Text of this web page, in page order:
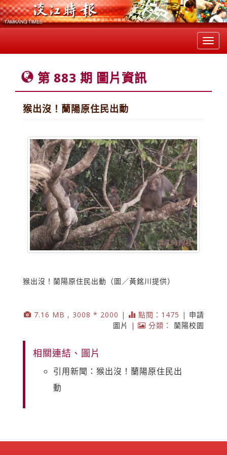
第 883 期 圖片資訊
猴出沒！蘭陽原住民出動
猴出沒！蘭陽原住民出動（圖／黃銘川提供）
7.16 MB , 3008 * 2000 | 點閱：1475 | 申請
圖片
| 分類： 蘭陽校園
相關連結、圖片
引用新聞：猴出沒！蘭陽原住民出
動